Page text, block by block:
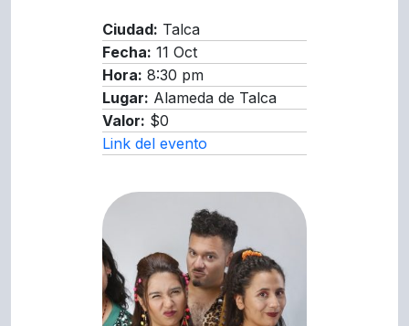
Ciudad: Talca
Fecha: 11 Oct
Hora: 8:30 pm
Lugar: Alameda de Talca
Valor: $0
Link del evento